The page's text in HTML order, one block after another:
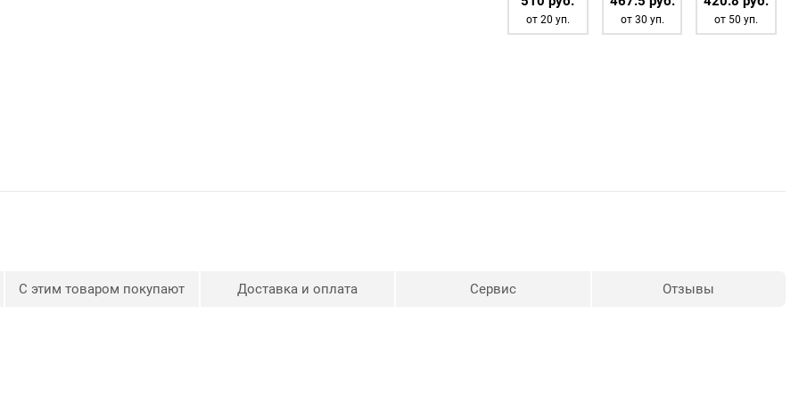
от 20 уп. от 30 уп. от 50 уп.
С этим товаром покупают Доставка и оплата Сервис Отзывы